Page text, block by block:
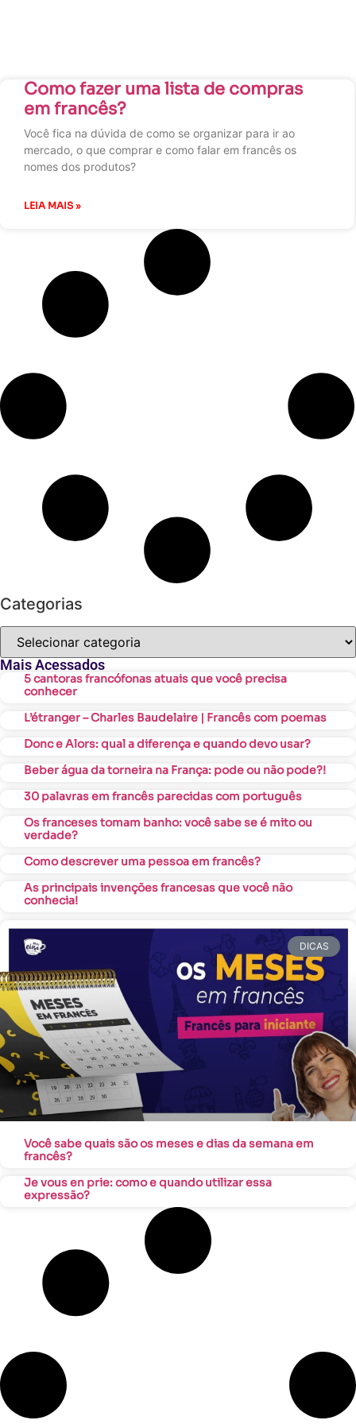
Como fazer uma lista de compras
em francês?
Você fica na dúvida de como se organizar para ir ao
mercado, o que comprar e como falar em francês os
nomes dos produtos?
LEIA MAIS »
Categorias
Mais Acessados
5 cantoras francófonas atuais que você precisa
conhecer
L’étranger – Charles Baudelaire | Francês com poemas
Donc e Alors: qual a diferença e quando devo usar?
Beber água da torneira na França: pode ou não pode?!
30 palavras em francês parecidas com português
Os franceses tomam banho: você sabe se é mito ou
verdade?
Como descrever uma pessoa em francês?
As principais invenções francesas que você não
conhecia!
DICAS
Você sabe quais são os meses e dias da semana em
francês?
Je vous en prie: como e quando utilizar essa
expressão?